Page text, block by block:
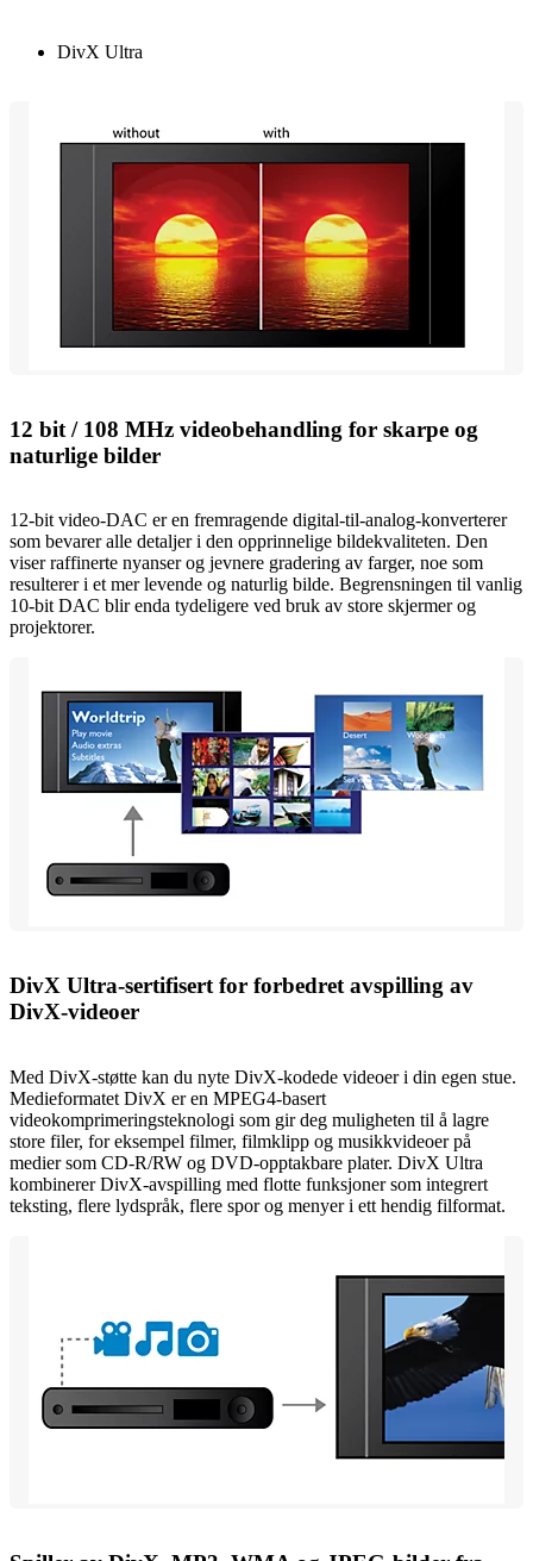
DivX Ultra
12 bit / 108 MHz videobehandling for skarpe og
naturlige bilder
12-bit video-DAC er en fremragende digital-til-analog-konverterer
som bevarer alle detaljer i den opprinnelige bildekvaliteten. Den
viser raffinerte nyanser og jevnere gradering av farger, noe som
resulterer i et mer levende og naturlig bilde. Begrensningen til vanlig
10-bit DAC blir enda tydeligere ved bruk av store skjermer og
projektorer.
DivX Ultra-sertifisert for forbedret avspilling av
DivX-videoer
Med DivX-støtte kan du nyte DivX-kodede videoer i din egen stue.
Medieformatet DivX er en MPEG4-basert
videokomprimeringsteknologi som gir deg muligheten til å lagre
store filer, for eksempel filmer, filmklipp og musikkvideoer på
medier som CD-R/RW og DVD-opptakbare plater. DivX Ultra
kombinerer DivX-avspilling med flotte funksjoner som integrert
teksting, flere lydspråk, flere spor og menyer i ett hendig filformat.